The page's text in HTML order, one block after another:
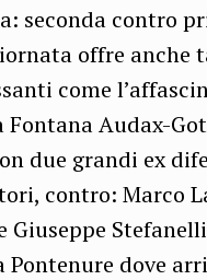
seconda contro
offre anche
come
Fontana Audax-
due grandi ex
contro: Marco
Giuseppe
Pontenure dove